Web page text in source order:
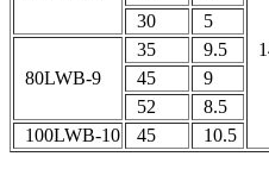
30
5
80LWB-9
35
9.5
45
9
52
8.5
100LWB-10
45 10.5